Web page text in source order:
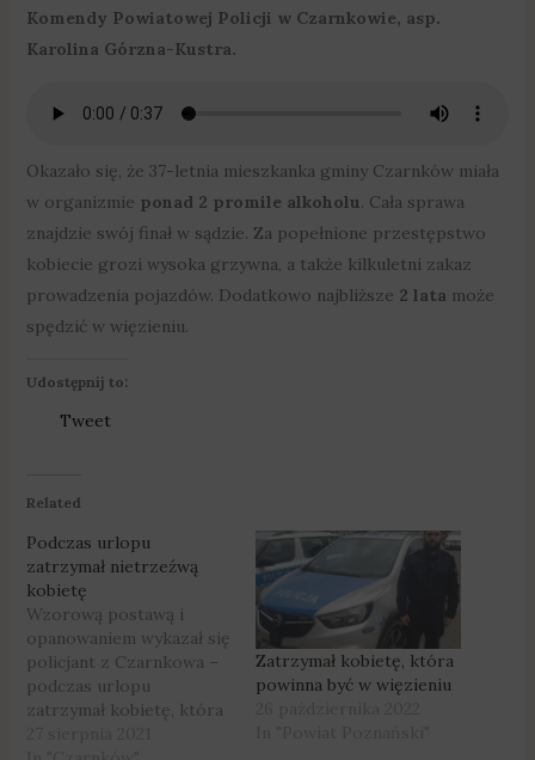
Komendy Powiatowej Policji w Czarnkowie, asp.
Karolina Górzna-Kustra.
Okazało się, że 37-letnia mieszkanka gminy Czarnków miała
w organizmie ponad 2 promile alkoholu. Cała sprawa
znajdzie swój finał w sądzie. Za popełnione przestępstwo
kobiecie grozi wysoka grzywna, a także kilkuletni zakaz
prowadzenia pojazdów. Dodatkowo najbliższe 2 lata może
spędzić w więzieniu.
Udostępnij to:
Tweet
Related
Podczas urlopu
zatrzymał nietrzeźwą
kobietę
Wzorową postawą i
opanowaniem wykazał się
policjant z Czarnkowa –
podczas urlopu
zatrzymał kobietę, która
Zatrzymał kobietę, która
powinna być w więzieniu